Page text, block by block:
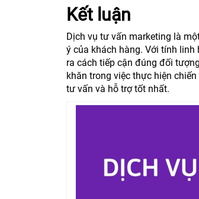
Kết luận
Dịch vụ tư vấn marketing là
ý của khách hàng. Với tính
ra cách tiếp cận đúng đối
khăn trong việc thực hiện
tư vấn và hỗ trợ tốt nhất.